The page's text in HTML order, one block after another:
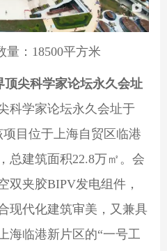
量：18500平方米
顶尖科学家论坛永久会址
科学家论坛永久会址于
项目位于上海自贸区临港
总建筑面积22.8万㎡。会
双夹胶BIPV发电组件，
现代化建筑审美，又兼具
海临港新片区的“一号工